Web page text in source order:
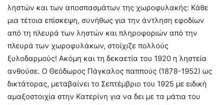
ληστών και των αποσπασμάτων της χωροφυλακής: Κάθε
μια τέτοια επίσκεψη, συνήθως για την άντληση εφοδίων
από τη πλευρά των ληστών και πληροφοριών από την
πλευρά των χωροφυλάκων, στοίχιζε πολλούς
ξυλοδαρμούς! Ακόμη και τη δεκαετία του 1920 η ληστεία
ανθούσε. Ο Θεόδωρος Πάγκαλος παππούς (1878-1952) ως
δικτάτορας, μεταβαίνει το Σεπτέμβριο του 1925 με ειδική
αμαξοστοιχία στην Κατερίνη για να δει με τα μάτια του